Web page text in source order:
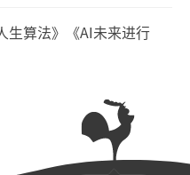
生算法》《AI未来进行